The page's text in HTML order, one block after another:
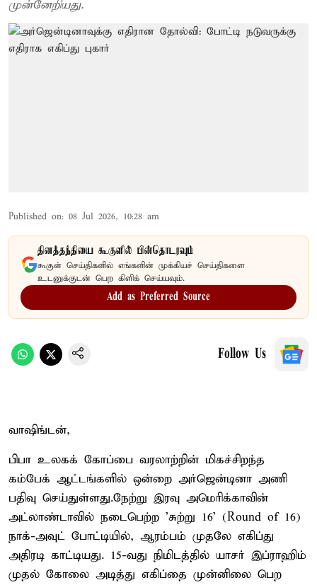
முன்னேறியது.
Published on: 08 Jul 2026, 10:28 am
தினத்தந்தியை கூகுளில் பின்தொடரவும்
கூகுள் செய்திகளில் எங்களின் முக்கியச் செய்திகளை
உடனுக்குடன் பெற கிளிக் செய்யவும்.
Add as Preferred Source
Follow Us
வாஷிங்டன்,
பிபா உலகக் கோப்பை வரலாற்றின் மிகச்சிறந்த
கம்பேக் ஆட்டங்களில் ஒன்றை அர்ஜென்டினா அணி
பதிவு செய்துள்ளது.நேற்று இரவு அமெரிக்காவின்
அட்லாண்டாவில் நடைபெற்ற 'சுற்று 16' (Round of 16)
நாக்-அவுட் போட்டியில், ஆரம்பம் முதலே எகிப்து
அதிரடி காட்டியது. 15-வது நிமிடத்தில் யாசர் இப்ராஹிம்
முதல் கோலை அடித்து எகிப்தை முன்னிலை பெற